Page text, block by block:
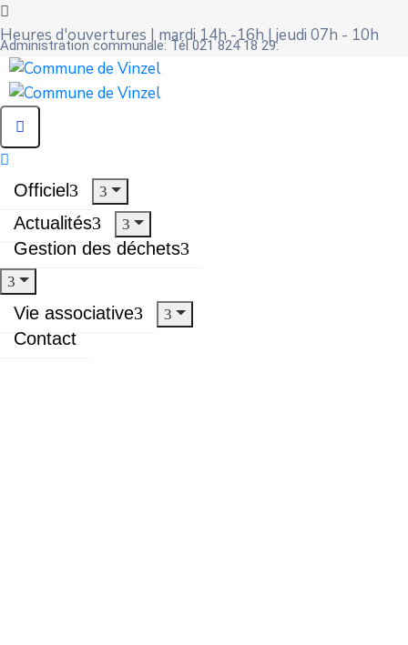
Heures d'ouvertures | mardi 14h -16h | jeudi 07h - 10h
Administration communale: Tél 021 824 18 29:
Officiel
Actualités
Gestion des déchets
Vie associative
Contact